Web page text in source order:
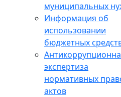
муниципальных
Информация об
использовании
бюджетных
экспертиза
нормативных
актов